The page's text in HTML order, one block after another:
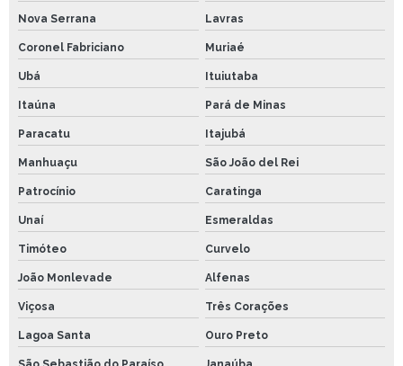
Nova Serrana Lavras
Coronel Fabriciano Muriaé
Ubá Ituiutaba
Itaúna Pará de Minas
Paracatu Itajubá
Manhuaçu São João del Rei
Patrocínio Caratinga
Unaí Esmeraldas
Timóteo Curvelo
João Monlevade Alfenas
Viçosa Três Corações
Lagoa Santa Ouro Preto